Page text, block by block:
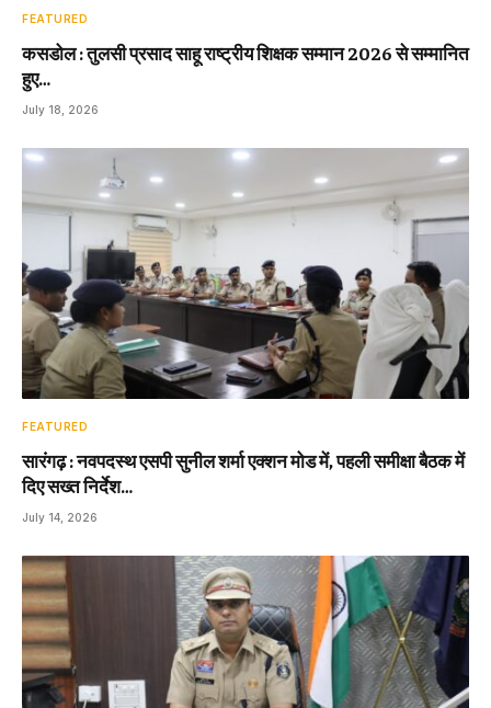
FEATURED
कसडोल : तुलसी प्रसाद साहू राष्ट्रीय शिक्षक सम्मान 2026 से सम्मानित
हुए…
July 18, 2026
FEATURED
सारंगढ़ : नवपदस्थ एसपी सुनील शर्मा एक्शन मोड में, पहली समीक्षा बैठक में
दिए सख्त निर्देश…
July 14, 2026